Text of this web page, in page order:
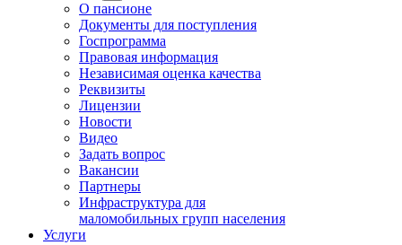
О пансионе
Документы для поступления
Госпрограмма
Правовая информация
Независимая оценка качества
Реквизиты
Лицензии
Новости
Видео
Задать вопрос
Вакансии
Партнеры
Инфраструктура для
маломобильных групп населения
Услуги